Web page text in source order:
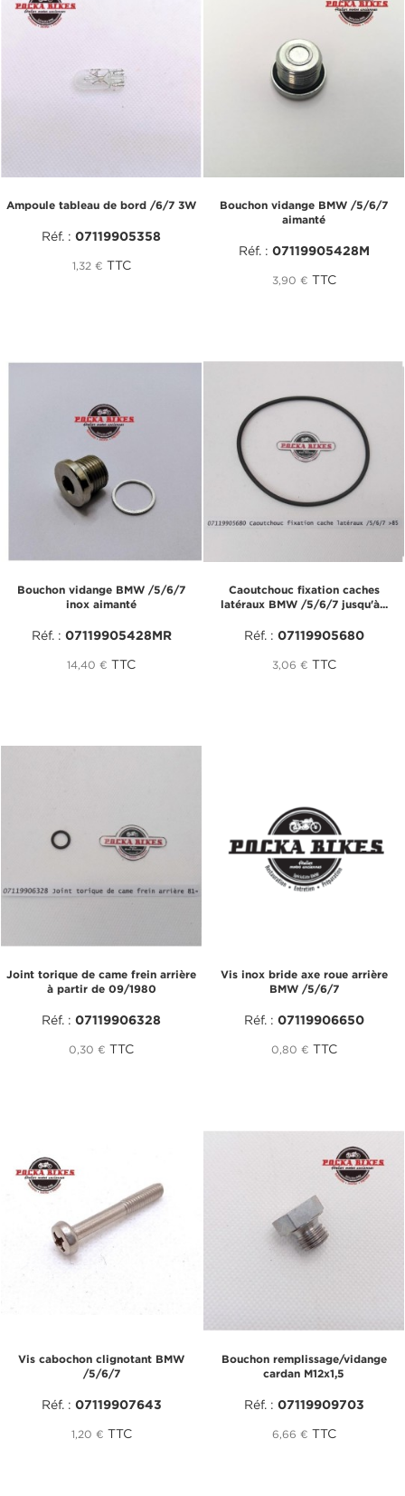
Ampoule tableau de bord /6/7 3W
Réf. : 07119905358
1,32 € TTC
Bouchon vidange BMW /5/6/7
aimanté
Réf. : 07119905428M
3,90 € TTC
Bouchon vidange BMW /5/6/7
inox aimanté
Réf. : 07119905428MR
14,40 € TTC
Caoutchouc fixation caches
latéraux BMW /5/6/7 jusqu'à...
Réf. : 07119905680
3,06 € TTC
Joint torique de came frein arrière
à partir de 09/1980
Réf. : 07119906328
0,30 € TTC
Vis inox bride axe roue arrière
BMW /5/6/7
Réf. : 07119906650
0,80 € TTC
Vis cabochon clignotant BMW
/5/6/7
Réf. : 07119907643
1,20 € TTC
Bouchon remplissage/vidange
cardan M12x1,5
Réf. : 07119909703
6,66 € TTC